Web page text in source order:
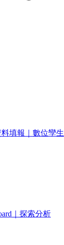
填報｜數位孿生
｜探索分析